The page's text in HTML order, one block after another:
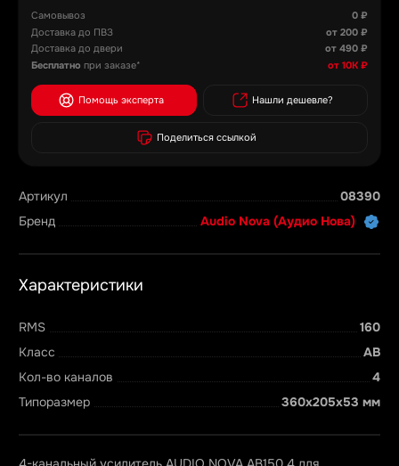
Артикул
08390
Бренд
Audio Nova (Аудио Нова)
Характеристики
RMS
160
Класс
AB
Кол-во каналов
4
Типоразмер
360x205x53 мм
Самовывоз
0 ₽
Доставка до ПВЗ
от 200 ₽
Доставка до двери
от 490 ₽
Бесплатно при заказе* от 10К ₽
Помощь эксперта Нашли дешевле?
Поделиться ссылкой